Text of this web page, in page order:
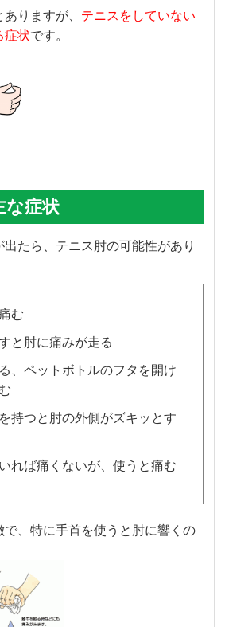
りますが、 テニスをしていない
症状です。
な症状
出たら、テニス肘の可能性があり
む
と肘に痛みが走る
、ペットボトルのフタを開け
持つと肘の外側がズキッとす
れば痛くないが、使うと痛む
で、特に手首を使うと肘に響くの